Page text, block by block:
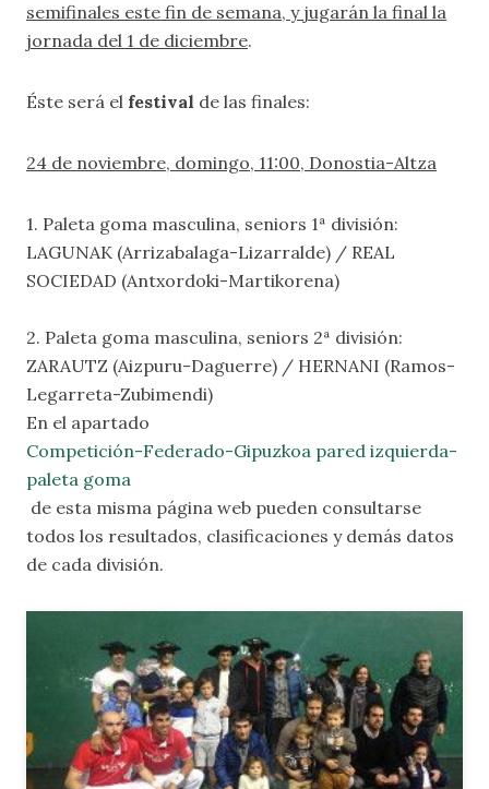
semifinales este fin de semana, y jugarán la final la
jornada del 1 de diciembre.
Éste será el festival de las finales:
24 de noviembre, domingo, 11:00, Donostia-Altza
1. Paleta goma masculina, seniors 1ª división:
LAGUNAK (Arrizabalaga-Lizarralde) / REAL
SOCIEDAD (Antxordoki-Martikorena)
2. Paleta goma masculina, seniors 2ª división:
ZARAUTZ (Aizpuru-Daguerre) / HERNANI (Ramos-
Legarreta-Zubimendi)
En el apartado
Competición-Federado-Gipuzkoa pared izquierda-
paleta goma
de esta misma página web pueden consultarse
todos los resultados, clasificaciones y demás datos
de cada división.